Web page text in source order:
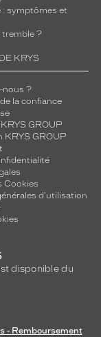
: symptômes et
tremble ?
KRYS
nous ?
la confiance
GROUP
KRYS GROUP
Cookies
d'utilisation
disponible du
- Remboursement